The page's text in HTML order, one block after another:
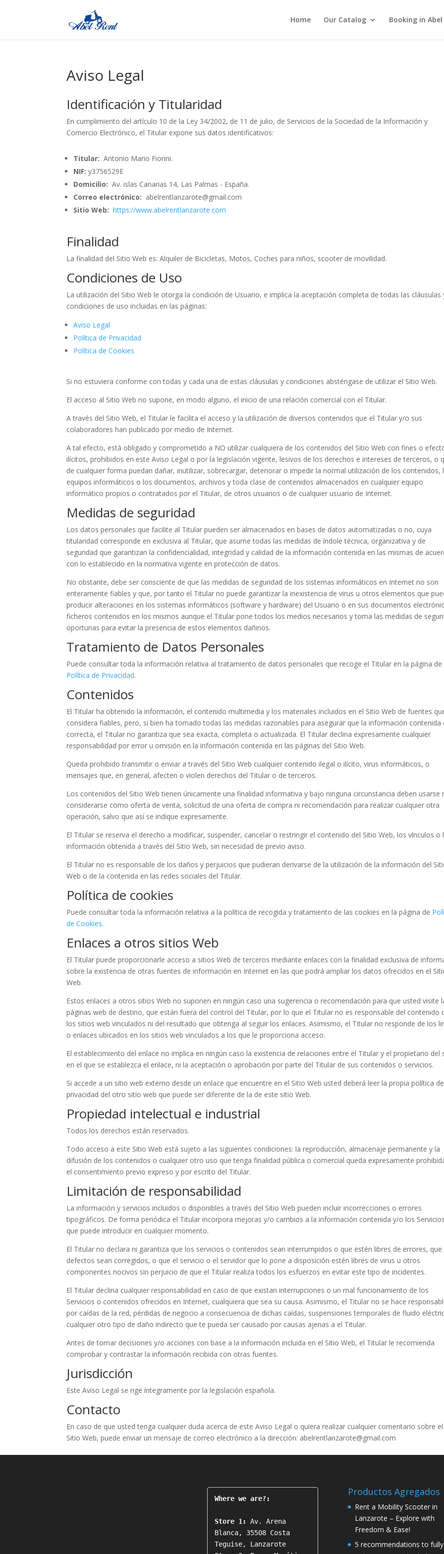
Home Our Catalog Booking in
Aviso Legal
Identificación y Titularidad
En cumplimiento del artículo 10 de la Ley 34/2002, de 11 de julio, de Servicios de la Sociedad de la Información y
Comercio Electrónico, el Titular expone sus datos identificativos:
Titular: Antonio Mario Fiorini.
NIF: y3756529E
Domicilio: Av. islas Canarias 14, Las Palmas - España.
Correo electrónico: abelrentlanzarote@gmail.com
Sitio Web: https://www.abelrentlanzarote.com
Finalidad
La finalidad del Sitio Web es: Alquiler de Bicicletas, Motos, Coches para niños, scooter de movilidad.
Condiciones de Uso
La utilización del Sitio Web le otorga la condición de Usuario, e implica la aceptación completa de todas las cláusulas
condiciones de uso incluidas en las páginas:
Aviso Legal
Política de Privacidad
Política de Cookies
Si no estuviera conforme con todas y cada una de estas cláusulas y condiciones absténgase de utilizar el Sitio Web.
El acceso al Sitio Web no supone, en modo alguno, el inicio de una relación comercial con el Titular.
A través del Sitio Web, el Titular le facilita el acceso y la utilización de diversos contenidos que el Titular y/o sus
colaboradores han publicado por medio de Internet.
A tal efecto, está obligado y comprometido a NO utilizar cualquiera de los contenidos del Sitio Web con fines o
ilícitos, prohibidos en este Aviso Legal o por la legislación vigente, lesivos de los derechos e intereses de terceros, o
de cualquier forma puedan dañar, inutilizar, sobrecargar, deteriorar o impedir la normal utilización de los contenidos,
equipos informáticos o los documentos, archivos y toda clase de contenidos almacenados en cualquier equipo
informático propios o contratados por el Titular, de otros usuarios o de cualquier usuario de Internet.
Medidas de seguridad
Los datos personales que facilite al Titular pueden ser almacenados en bases de datos automatizadas o no, cuya
titularidad corresponde en exclusiva al Titular, que asume todas las medidas de índole técnica, organizativa y de
seguridad que garantizan la confidencialidad, integridad y calidad de la información contenida en las mismas de
con lo establecido en la normativa vigente en protección de datos.
No obstante, debe ser consciente de que las medidas de seguridad de los sistemas informáticos en Internet no son
enteramente fiables y que, por tanto el Titular no puede garantizar la inexistencia de virus u otros elementos que
producir alteraciones en los sistemas informáticos (software y hardware) del Usuario o en sus documentos
ficheros contenidos en los mismos aunque el Titular pone todos los medios necesarios y toma las medidas de
oportunas para evitar la presencia de estos elementos dañinos.
Tratamiento de Datos Personales
Puede consultar toda la información relativa al tratamiento de datos personales que recoge el Titular en la página de
Política de Privacidad.
Contenidos
El Titular ha obtenido la información, el contenido multimedia y los materiales incluidos en el Sitio Web de fuentes
considera fiables, pero, si bien ha tomado todas las medidas razonables para asegurar que la información contenida
correcta, el Titular no garantiza que sea exacta, completa o actualizada. El Titular declina expresamente cualquier
responsabilidad por error u omisión en la información contenida en las páginas del Sitio Web.
Queda prohibido transmitir o enviar a través del Sitio Web cualquier contenido ilegal o ilícito, virus informáticos, o
mensajes que, en general, afecten o violen derechos del Titular o de terceros.
Los contenidos del Sitio Web tienen únicamente una finalidad informativa y bajo ninguna circunstancia deben usarse
considerarse como oferta de venta, solicitud de una oferta de compra ni recomendación para realizar cualquier otra
operación, salvo que así se indique expresamente.
El Titular se reserva el derecho a modificar, suspender, cancelar o restringir el contenido del Sitio Web, los vínculos o
información obtenida a través del Sitio Web, sin necesidad de previo aviso.
El Titular no es responsable de los daños y perjuicios que pudieran derivarse de la utilización de la información del
Web o de la contenida en las redes sociales del Titular.
Política de cookies
Puede consultar toda la información relativa a la política de recogida y tratamiento de las cookies en la página de
de Cookies.
Enlaces a otros sitios Web
El Titular puede proporcionarle acceso a sitios Web de terceros mediante enlaces con la finalidad exclusiva de
sobre la existencia de otras fuentes de información en Internet en las que podrá ampliar los datos ofrecidos en el
Web.
Estos enlaces a otros sitios Web no suponen en ningún caso una sugerencia o recomendación para que usted visite
páginas web de destino, que están fuera del control del Titular, por lo que el Titular no es responsable del contenido
los sitios web vinculados ni del resultado que obtenga al seguir los enlaces. Asimismo, el Titular no responde de los
o enlaces ubicados en los sitios web vinculados a los que le proporciona acceso.
El establecimiento del enlace no implica en ningún caso la existencia de relaciones entre el Titular y el propietario del
en el que se establezca el enlace, ni la aceptación o aprobación por parte del Titular de sus contenidos o servicios.
Si accede a un sitio web externo desde un enlace que encuentre en el Sitio Web usted deberá leer la propia política de
privacidad del otro sitio web que puede ser diferente de la de este sitio Web.
Propiedad intelectual e industrial
Todos los derechos están reservados.
Todo acceso a este Sitio Web está sujeto a las siguientes condiciones: la reproducción, almacenaje permanente y la
difusión de los contenidos o cualquier otro uso que tenga finalidad pública o comercial queda expresamente
el consentimiento previo expreso y por escrito del Titular.
Limitación de responsabilidad
La información y servicios incluidos o disponibles a través del Sitio Web pueden incluir incorrecciones o errores
tipográficos. De forma periódica el Titular incorpora mejoras y/o cambios a la información contenida y/o los Servicios
que puede introducir en cualquier momento.
El Titular no declara ni garantiza que los servicios o contenidos sean interrumpidos o que estén libres de errores, que
defectos sean corregidos, o que el servicio o el servidor que lo pone a disposición estén libres de virus u otros
componentes nocivos sin perjuicio de que el Titular realiza todos los esfuerzos en evitar este tipo de incidentes.
El Titular declina cualquier responsabilidad en caso de que existan interrupciones o un mal funcionamiento de los
Servicios o contenidos ofrecidos en Internet, cualquiera que sea su causa. Asimismo, el Titular no se hace
por caídas de la red, pérdidas de negocio a consecuencia de dichas caídas, suspensiones temporales de fluido
cualquier otro tipo de daño indirecto que te pueda ser causado por causas ajenas a el Titular.
Antes de tomar decisiones y/o acciones con base a la información incluida en el Sitio Web, el Titular le recomienda
comprobar y contrastar la información recibida con otras fuentes.
Jurisdicción
Este Aviso Legal se rige íntegramente por la legislación española.
Contacto
En caso de que usted tenga cualquier duda acerca de este Aviso Legal o quiera realizar cualquier comentario sobre el
Sitio Web, puede enviar un mensaje de correo electrónico a la dirección: abelrentlanzarote@gmail.com
Where we are?:
Store 1:
Av. Arena
Blanca, 35508 Costa
Teguise, Lanzarote
Productos Agregados
Rent a Mobility Scooter in
Lanzarote – Explore with
Freedom & Ease!
5 recommendations to fully